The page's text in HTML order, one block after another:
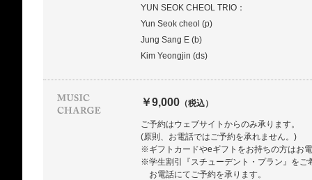
YUN SEOK CHEOL TRIO：
Yun Seok cheol (p)
Jung Sang E (b)
Kim Yeongjin (ds)
￥9,000 （税込）
ご予約はウェブサイトからのみ承ります。
(原則、お電話ではご予約を承れません。)
※ギフトカードやeギフトをお持ちの方はお
※学生割引『スチューデント・プラン』をご
お電話にてご予約を承ります。